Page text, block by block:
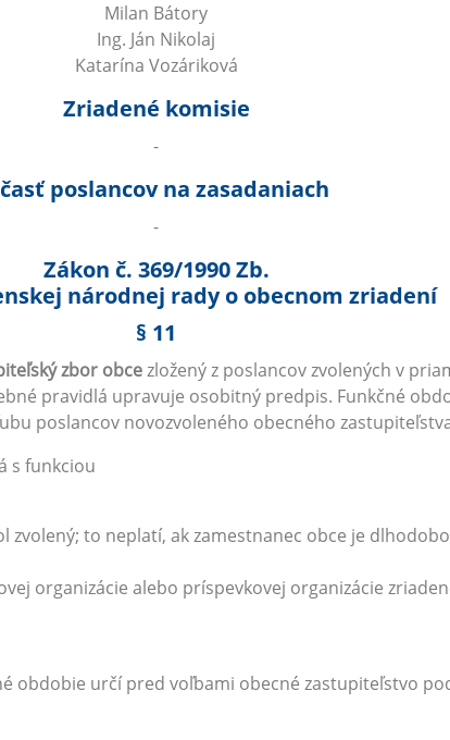
Milan Bátory
Ing. Ján Nikolaj
Katarína Vozáriková
Zriadené komisie
-
poslancov na zasadaniach
-
Zákon č. 369/1990 Zb.
národnej rady o obecnom zriadení
§ 11
zbor obcezložený z poslancov zvolených v
pravidlá upravuje osobitný predpis. Funkčné
poslancov novozvoleného obecného
s funkciou
zvolený; to neplatí, ak zamestnanec obce je
organizácie alebo príspevkovej organizácie
obdobie určí pred voľbami obecné zastupiteľstvo